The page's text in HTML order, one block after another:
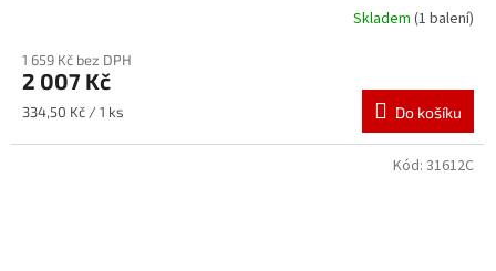
Skladem (1 balení)
1 659 Kč bez DPH
2 007 Kč
Měrná
334,50 Kč / 1 ks Do košíku
Kód: 31612C